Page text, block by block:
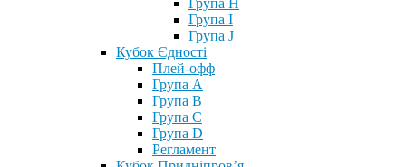
Група H
Група I
Група J
Кубок Єдності
Плей-офф
Група А
Група В
Група С
Група D
Регламент